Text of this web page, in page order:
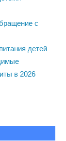
с
детей
в 2026